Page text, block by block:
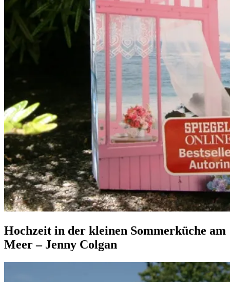
in
der
kleinen
am
·
Romane
Hochzeit in der kleinen Sommerküche am
Meer – Jenny Colgan